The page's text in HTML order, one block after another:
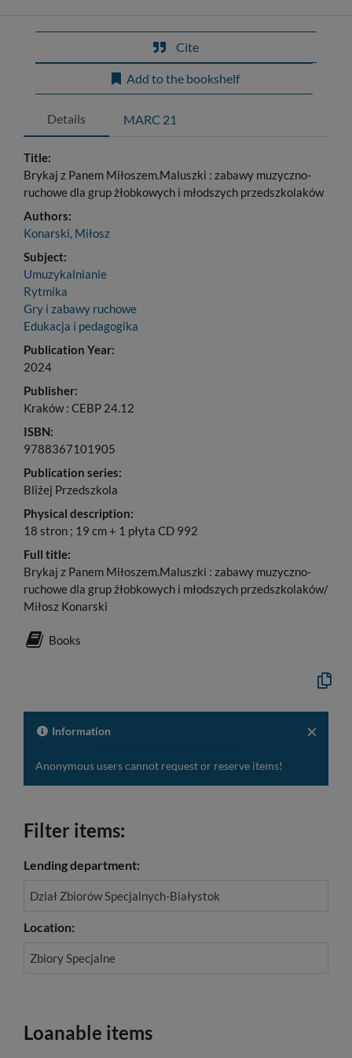
Cite
Add to the bookshelf
Details MARC 21
Title:
Brykaj z Panem Miłoszem.Maluszki : zabawy muzyczno-
ruchowe dla grup żłobkowych i młodszych przedszkolaków
Authors:
Konarski, Miłosz
Subject:
Umuzykalnianie
Rytmika
Gry i zabawy ruchowe
Edukacja i pedagogika
Publication Year:
2024
Publisher:
Kraków : CEBP 24.12
ISBN:
9788367101905
Publication series:
Bliżej Przedszkola
Physical description:
18 stron ; 19 cm + 1 płyta CD 992
Full title:
Brykaj z Panem Miłoszem.Maluszki : zabawy muzyczno-
ruchowe dla grup żłobkowych i młodszych przedszkolaków/
Miłosz Konarski
Books
Copy
×
Information
Anonymous users cannot request or reserve items!
Filter items:
Lending department:
Dział Zbiorów Specjalnych-Białystok
Location:
Zbiory Specjalne
Loanable items